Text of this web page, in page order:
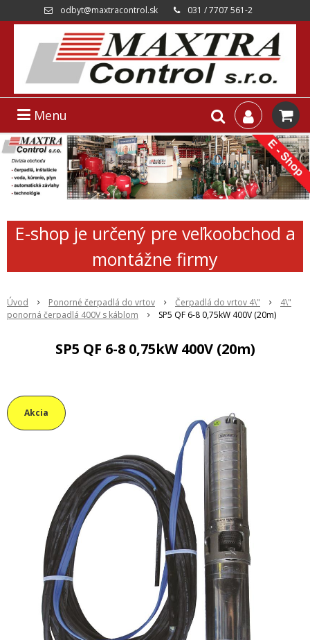
odbyt@maxtracontrol.sk 031 / 7707 561-2
Menu
E-shop je určený pre veľkoobchod a
montážne firmy
Úvod Ponorné čerpadlá do vrtov Čerpadlá do vrtov 4\"
4\"
ponorná čerpadlá 400V s káblom
SP5 QF 6-8 0,75kW 400V (20m)
SP5 QF 6-8 0,75kW 400V (20m)
Akcia